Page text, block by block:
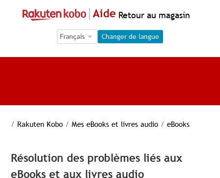
Aide Retour au magasin
Language Selection
Language Selection
Changer de langue
/ Rakuten Kobo / Mes eBooks et livres audio / eBooks
Résolution des problèmes liés aux
eBooks et aux livres audio